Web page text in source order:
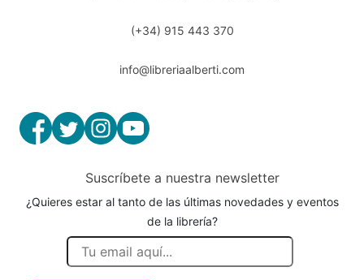
(+34) 915 443 370
info@libreriaalberti.com
Suscríbete a nuestra newsletter
¿Quieres estar al tanto de las últimas novedades y eventos
de la librería?